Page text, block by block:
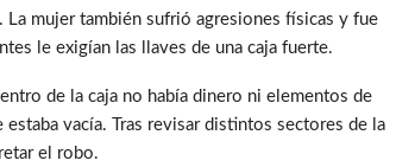
mujer también sufrió agresiones físicas y fue
le exigían las llaves de una caja fuerte.
de la caja no había dinero ni elementos de
vacía. Tras revisar distintos sectores de la
el robo.